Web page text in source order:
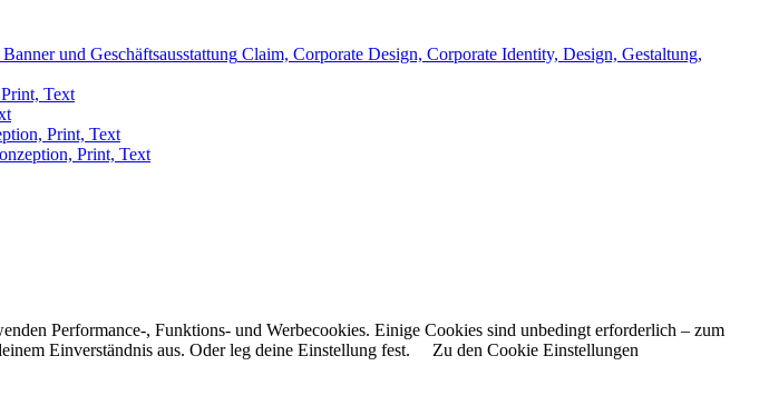
und Geschäftsausstattung Claim, Corporate Design, Corporate Identity, Design, Gestaltung,
Text
Print, Text
Print, Text
Performance-, Funktions- und Werbecookies. Einige Cookies sind unbedingt erforderlich – zum
Einverständnis aus. Oder leg deine Einstellung fest.
Zu den Cookie Einstellungen